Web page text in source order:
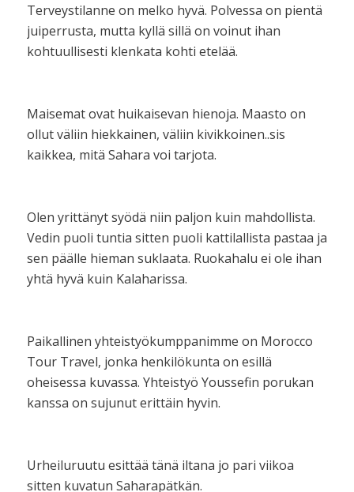
Terveystilanne on melko hyvä. Polvessa on pientä
juiperrusta, mutta kyllä sillä on voinut ihan
kohtuullisesti klenkata kohti etelää.
Maisemat ovat huikaisevan hienoja. Maasto on
ollut väliin hiekkainen, väliin kivikkoinen..sis
kaikkea, mitä Sahara voi tarjota.
Olen yrittänyt syödä niin paljon kuin mahdollista.
Vedin puoli tuntia sitten puoli kattilallista pastaa ja
sen päälle hieman suklaata. Ruokahalu ei ole ihan
yhtä hyvä kuin Kalaharissa.
Paikallinen yhteistyökumppanimme on Morocco
Tour Travel, jonka henkilökunta on esillä
oheisessa kuvassa. Yhteistyö Youssefin porukan
kanssa on sujunut erittäin hyvin.
Urheiluruutu esittää tänä iltana jo pari viikoa
sitten kuvatun Saharapätkän.